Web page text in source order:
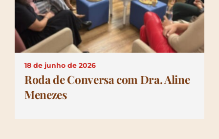
Talks
Contato
18 de junho de 2026
Roda de Conversa com Dra. Aline
Menezes